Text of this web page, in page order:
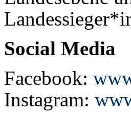
Social Media
Facebook:
Instagram: